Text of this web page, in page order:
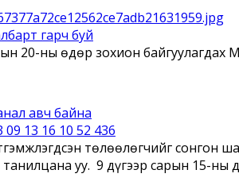
гарч буй
20-ны өдөр зохион байгуулагдах
авч байна
төлөөлөгчийг сонгон
уу. 9 дүгээр сарын 15-ны